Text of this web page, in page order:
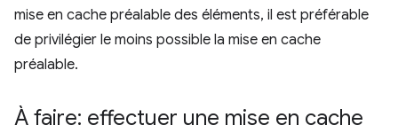
mise en cache préalable des éléments, il est préférable
de privilégier le moins possible la mise en cache
préalable.
À faire: effectuer une mise en cache